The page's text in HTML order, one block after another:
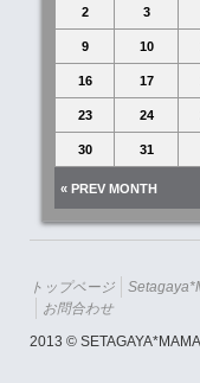
2 3
9 10
16 17
23 24
30 31
« PREV MONTH
トップページ
お問合わせ
2013 ©